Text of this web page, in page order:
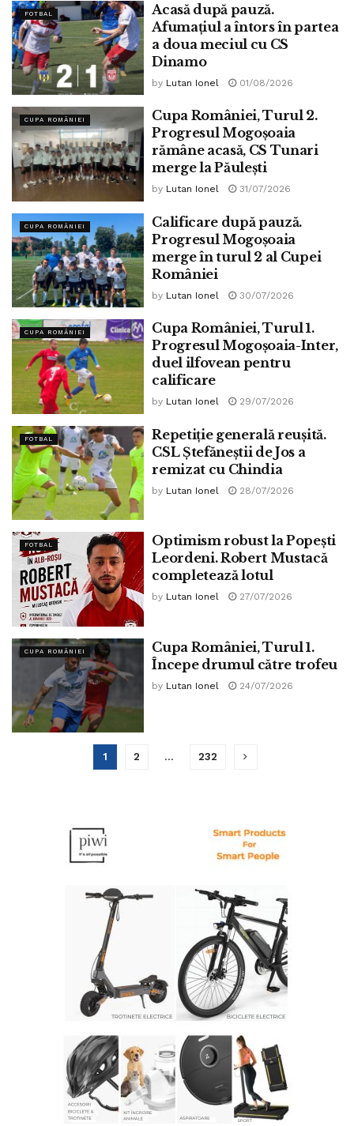
FOTBAL
Acasă după pauză.
Afumațiul a întors în partea
a doua meciul cu CS
Dinamo
by Lutan Ionel 01/08/2026
CUPA ROMÂNIEI
Cupa României, Turul 2.
Progresul Mogoșoaia
rămâne acasă, CS Tunari
merge la Păulești
by Lutan Ionel 31/07/2026
CUPA ROMÂNIEI
Calificare după pauză.
Progresul Mogoșoaia
merge în turul 2 al Cupei
României
by Lutan Ionel 30/07/2026
CUPA ROMÂNIEI
Cupa României, Turul 1.
Progresul Mogoșoaia-Inter,
duel ilfovean pentru
calificare
by Lutan Ionel 29/07/2026
FOTBAL
Repetiție generală reușită.
CSL Ștefăneștii de Jos a
remizat cu Chindia
by Lutan Ionel 28/07/2026
FOTBAL
Optimism robust la Popeşti
Leordeni. Robert Mustacă
completează lotul
by Lutan Ionel 27/07/2026
CUPA ROMÂNIEI
Cupa României, Turul 1.
Începe drumul către trofeu
by Lutan Ionel 24/07/2026
1 2 … 232